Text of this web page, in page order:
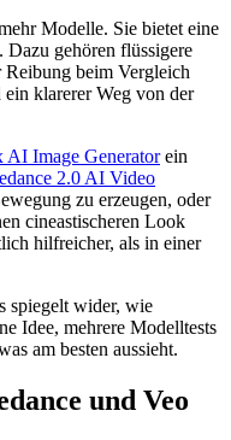
Modelle. Sie bietet eine
Dazu gehören flüssigere
beim Vergleich
klarerer Weg von der
AI Image Generatorein
2.0 AI Video
zu erzeugen, oder
cineastischeren Look
hilfreicher, als in einer
spiegelt wider, wie
Idee, mehrere Modelltests
am besten aussieht.
und Veo